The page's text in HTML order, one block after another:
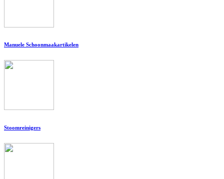
Manuele Schoonmaakartikelen
Stoomreinigers